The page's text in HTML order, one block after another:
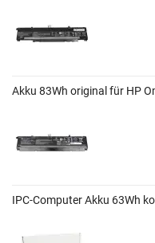
Akku 83Wh original für HP
IPC-Computer Akku 63Wh